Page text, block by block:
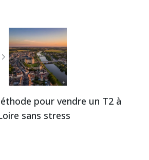
pour vendre un T2 à
sans stress